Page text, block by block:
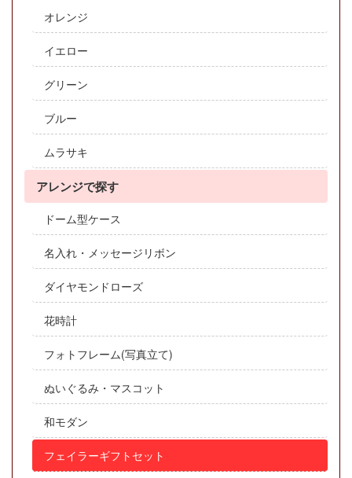
オレンジ
イエロー
グリーン
ブルー
ムラサキ
アレンジで探す
ドーム型ケース
名入れ・メッセージリボン
ダイヤモンドローズ
花時計
フォトフレーム(写真立て)
ぬいぐるみ・マスコット
和モダン
フェイラーギフトセット